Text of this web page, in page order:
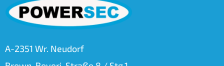
A-2351 Wr. Neudorf